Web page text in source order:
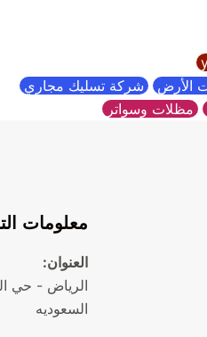
الأرض شركة تسليك مجاري
مظلات وسواتر
معلومات
العنوان:
الرياض - حي
السعوديه